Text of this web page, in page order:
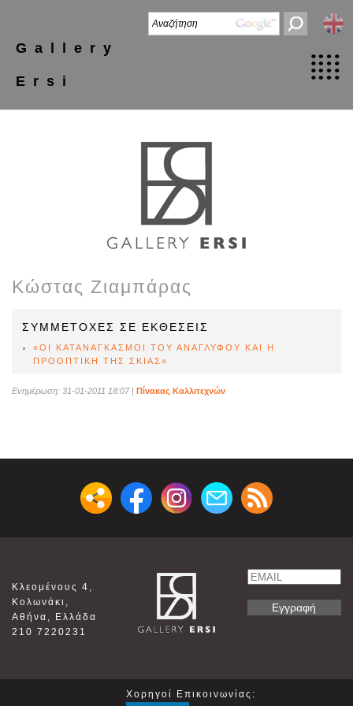
Gallery
Ersi
Κώστας Ζιαμπάρας
ΣΥΜΜΕΤΟΧΕΣ ΣΕ ΕΚΘΕΣΕΙΣ
«ΟΙ ΚΑΤΑΝΑΓΚΑΣΜΟΙ ΤΟΥ ΑΝΑΓΛΥΦΟΥ ΚΑΙ Η
ΠΡΟΟΠΤΙΚΗ ΤΗΣ ΣΚΙΑΣ»
Ενημέρωση: 31-01-2011 18:07| Πίνακας Καλλιτεχνών
Κλεομένους 4,
Κολωνάκι,
Αθήνα, Ελλάδα
210 7220231
Email
Χορηγοί Επικοινωνίας: